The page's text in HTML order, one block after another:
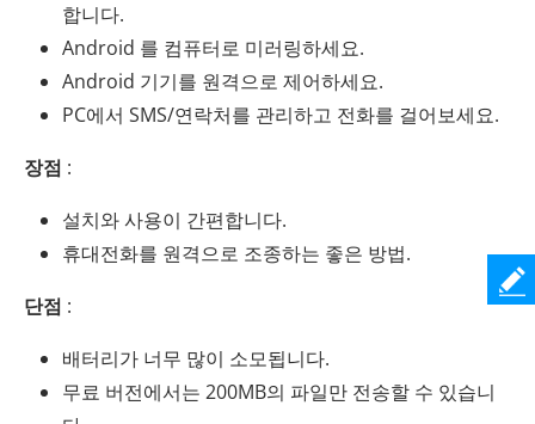
합니다.
Android 를 컴퓨터로 미러링하세요.
Android 기기를 원격으로 제어하세요.
PC에서 SMS/연락처를 관리하고 전화를 걸어보세요.
장점 :
설치와 사용이 간편합니다.
휴대전화를 원격으로 조종하는 좋은 방법.
단점 :
배터리가 너무 많이 소모됩니다.
무료 버전에서는 200MB의 파일만 전송할 수 있습니